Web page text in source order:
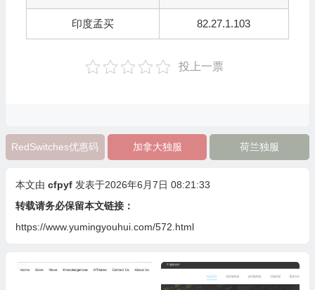
印度孟买 82.27.1.103
投上一票
RedSwitches优惠码 加拿大独服 荷兰独服
本文由 cfpyf 发表于2026年6月7日 08:21:33
转载请务必保留本文链接：
https://www.yumingyouhui.com/572.html